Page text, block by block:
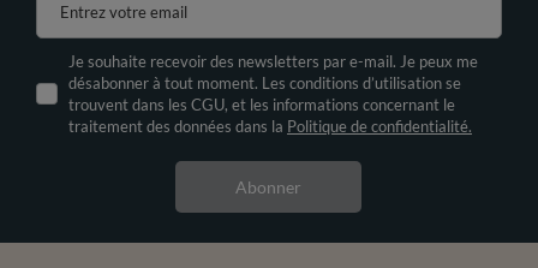
Entrez votre email
Je souhaite recevoir des newsletters par e-mail. Je peux me
désabonner à tout moment. Les conditions d’utilisation se
trouvent dans les CGU, et les informations concernant le
traitement des données dans la Politique de confidentialité.
Abonner